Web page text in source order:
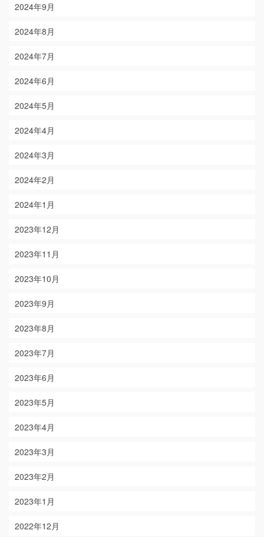
2024年9月
2024年8月
2024年7月
2024年6月
2024年5月
2024年4月
2024年3月
2024年2月
2024年1月
2023年12月
2023年11月
2023年10月
2023年9月
2023年8月
2023年7月
2023年6月
2023年5月
2023年4月
2023年3月
2023年2月
2023年1月
2022年12月